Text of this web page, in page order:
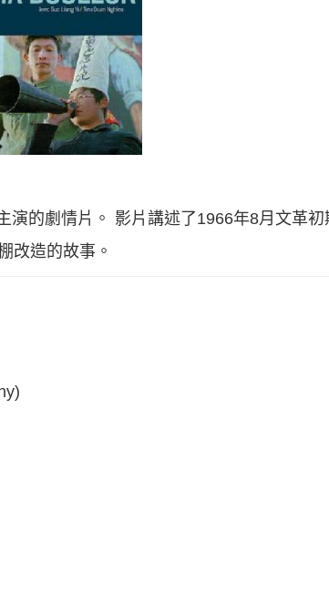
演的劇情片。 影片講述了1966年8月文革
改造的故事。